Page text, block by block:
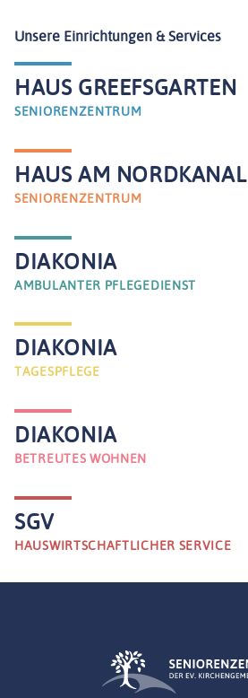
Unsere Einrichtungen & Services
HAUS GREEFSGARTEN
SENIORENZENTRUM
HAUS AM NORDKANAL
SENIORENZENTRUM
DIAKONIA
AMBULANTER PFLEGEDIENST
DIAKONIA
TAGESPFLEGE
DIAKONIA
BETREUTES WOHNEN
SGV
HAUSWIRTSCHAFTLICHER SERVICE